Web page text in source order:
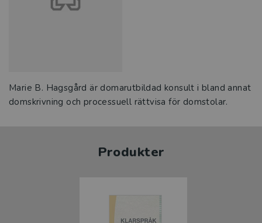
Marie B. Hagsgård är domarutbildad konsult i bland annat
domskrivning och processuell rättvisa för domstolar.
Produkter